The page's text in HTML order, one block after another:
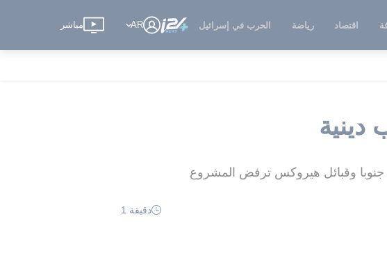
اقتصاد رياضة الحرب في إسرائيل AR مباشر
دينية
جنوبا وقبائل هيروكس ترفض المشروع
دقيقة 1